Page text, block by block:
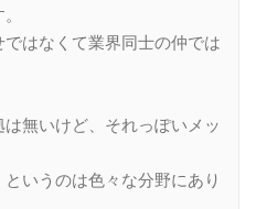
はなくて業界同士の仲では
無いけど、それっぽいメッ
いうのは色々な分野にあり